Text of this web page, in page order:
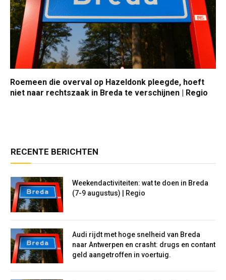
Roemeen die overval op Hazeldonk pleegde, hoeft
niet naar rechtszaak in Breda te verschijnen | Regio
RECENTE BERICHTEN
Weekendactiviteiten: wat te doen in Breda
(7-9 augustus) | Regio
Audi rijdt met hoge snelheid van Breda
naar Antwerpen en crasht: drugs en contant
geld aangetroffen in voertuig.